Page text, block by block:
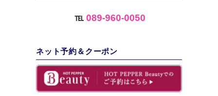
℡ 089-960-0050
ネット予約＆クーポン